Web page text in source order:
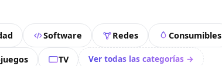
Software Redes Consumibles
TV Ver todas las categorías →